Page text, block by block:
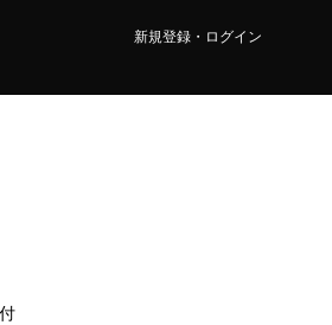
新規登録・ログイン